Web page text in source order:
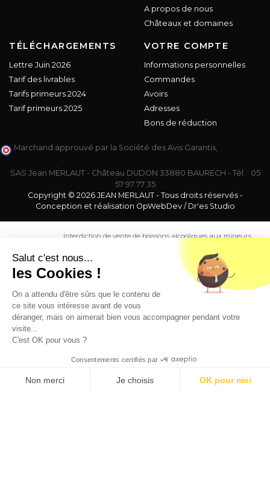
A propos de nous
Châteaux et domaines
TÉLÉCHARGEMENTS
Lettre Juin 2026
Tarif des livrables
Tarifs primeurs 2024
Tarif primeurs 2025
VOTRE COMPTE
Informations personnelles
Commandes
Avoirs
Adresses
Bons de réduction
Marchand approuvé par la Société des Avis Garantis,
.
SAS Jean MERLAUT - Château DUDON 33880 BAURECH - Tél. : 05
57 97 77 35
Copyright © 2026 JEAN MERLAUT - Tous droits réservés -
Conception et réalisation OpWebDev/ Dr'es Studio
Interdiction de vente de boissons alcooliques aux mineurs
est exigée au moment de la vente en ligne.
CODE DE LA SANTE PUBLIQUE, ART. L. 3342-1 et L. 3353-3
L'abus d'alcool est dangereux pour la santé. Sachez
Salut c'est nous...
les Cookies !
On a attendu d'être sûrs que le contenu de
ce site vous intéresse avant de vous
déranger, mais on aimerait bien vous accompagner pendant votre
visite...
C'est OK pour vous ?
Consentements certifiés par
Non merci Je choisis OK pour moi
★★★★★